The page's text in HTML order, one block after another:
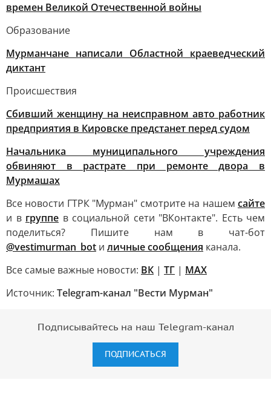
времен Великой Отечественной войны
Образование
Мурманчане написали Областной краеведческий
диктант
Происшествия
Сбивший женщину на неисправном авто работник
предприятия в Кировске предстанет перед судом
Начальника муниципального учреждения
обвиняют в растрате при ремонте двора в
Мурмашах
Все новости ГТРК "Мурман" смотрите на нашем сайте
и в группе в социальной сети "ВКонтакте". Есть чем
поделиться? Пишите нам в чат-бот
@vestimurman_bot и личные сообщения канала.
Все самые важные новости: ВК | ТГ | MAX
Источник: Telegram-канал "Вести Мурман"
Подписывайтесь на наш Telegram-канал
ПОДПИСАТЬСЯ